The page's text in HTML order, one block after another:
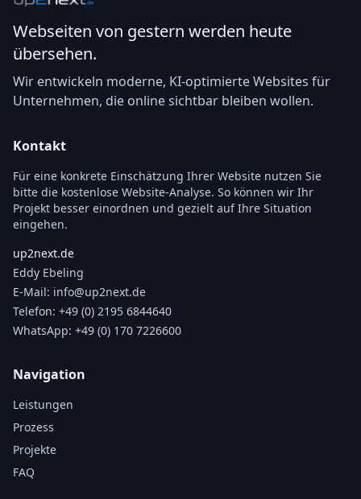
Webseiten von gestern werden heute
übersehen.
Wir entwickeln moderne, KI-optimierte Websites für
Unternehmen, die online sichtbar bleiben wollen.
Kontakt
Für eine konkrete Einschätzung Ihrer Website nutzen Sie
bitte die kostenlose Website-Analyse. So können wir Ihr
Projekt besser einordnen und gezielt auf Ihre Situation
eingehen.
up2next.de
Eddy Ebeling
E-Mail: info@up2next.de
Telefon: +49 (0) 2195 6844640
WhatsApp: +49 (0) 170 7226600
Navigation
Leistungen
Prozess
Projekte
FAQ